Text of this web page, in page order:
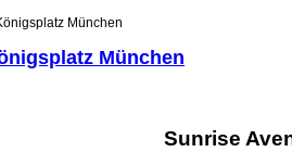
München
München
Sunrise